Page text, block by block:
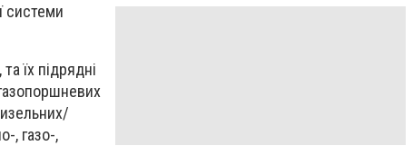
системи
їх підрядні
, газо-,